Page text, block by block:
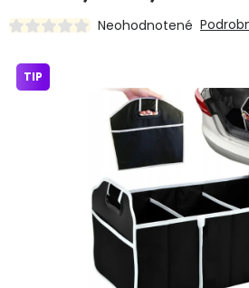
Príslušenstvo pre
Vybavenie a hračky pre deti
Domácnosť
Ochranné pracovné
Neohodnotené
TIP